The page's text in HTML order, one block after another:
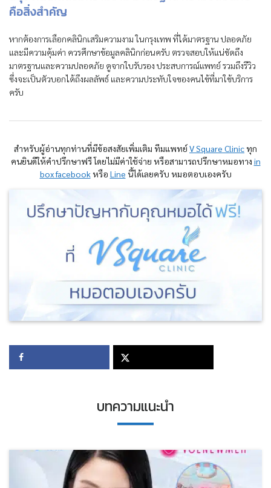
คือสิ่งสำคัญ
หากต้องการเลือกคลินิกเสริมความงาม ในกรุงเทพ ที่ได้มาตรฐาน ปลอดภัย
และมีความคุ้มค่า ควรศึกษาข้อมูลคลินิกก่อนครับ ตรวจสอบให้แน่ชัดถึง
มาตรฐานและความปลอดภัย ดูจากใบรับรอง ประสบการณ์แพทย์ รวมถึงรีวิว
ซึ่งจะเป็นตัวบอกได้ถึงผลลัพธ์ และความประทับใจของคนไข้ที่มาใช้บริการ
ครับ
สำหรับผู้อ่านทุกท่านที่มีข้อสงสัยเพิ่มเติม ทีมแพทย์V Square Clinicทุก
คนยินดีให้คำปรึกษาฟรี โดยไม่มีค่าใช้จ่าย หรือสามารถปรึกษาหมอทาง in
box facebookหรือ Line นี้ได้เลยครับ หมอตอบเองครับ
บทความแนะนำ